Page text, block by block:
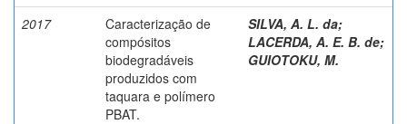
2017
Caracterização de
compósitos
biodegradáveis
produzidos com
taquara e polímero
PBAT.
SILVA, A. L. da;
LACERDA, A. E. B. de;
GUIOTOKU, M.